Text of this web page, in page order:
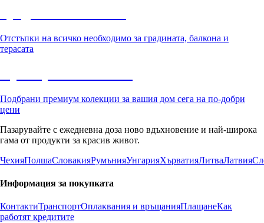
Отстъпки на всичко необходимо за градината, балкона и
терасата
Подбрани премиум колекции за вашия дом сега на по-добри
цени
Пазарувайте с ежедневна доза ново вдъхновение и най-широка
гама от продукти за красив живот.
ЧехияПолшаСловакияРумънияУнгарияХърватияЛитваЛатвия
Информация за покупката
КонтактиТранспортОплаквания и връщанияПлащанеКак
работят кредитите